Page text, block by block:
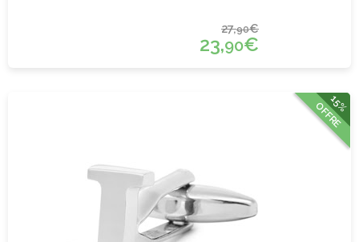
27,90€
23,90€
15%
OFFRE